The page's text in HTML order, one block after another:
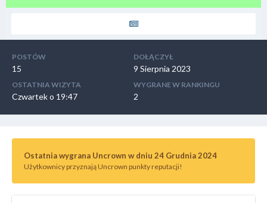
POSTÓW
15
DOŁĄCZYŁ
9 Sierpnia 2023
OSTATNIA WIZYTA
Czwartek o 19:47
WYGRANE W RANKINGU
2
Ostatnia wygrana Uncrown w dniu 24 Grudnia 2024
Użytkownicy przyznają Uncrown punkty reputacji!